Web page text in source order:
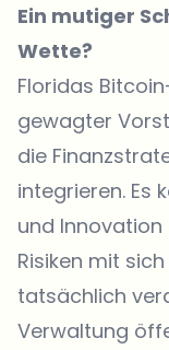
Ein mutiger
Wette?
Floridas
gewagter
die
integrieren. Es
und
Risiken mit
tatsächlich
Verwaltung